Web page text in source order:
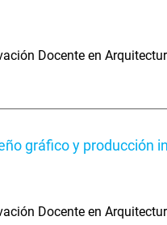
Docente en
gráfico y producción
Docente en